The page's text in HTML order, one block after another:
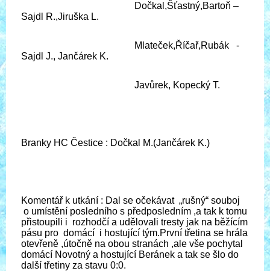
Dočkal,Šťastný,Bartoň –
Sajdl R.,Jiruška L.
Mlateček,Říčař,Rubák -
Sajdl J., Jančárek K.
Javůrek, Kopecký T.
Branky HC Čestice : Dočkal M.(Jančárek K.)
Komentář k utkání : Dal se očekávat „rušný“ souboj
o umístění posledního s předposledním ,a tak k tomu
přistoupili i rozhodčí a udělovali tresty jak na běžícím
pásu pro domácí i hostující tým.První třetina se hrála
otevřeně ,útočně na obou stranách ,ale vše pochytal
domácí Novotný a hostující Beránek a tak se šlo do
další třetiny za stavu 0:0.